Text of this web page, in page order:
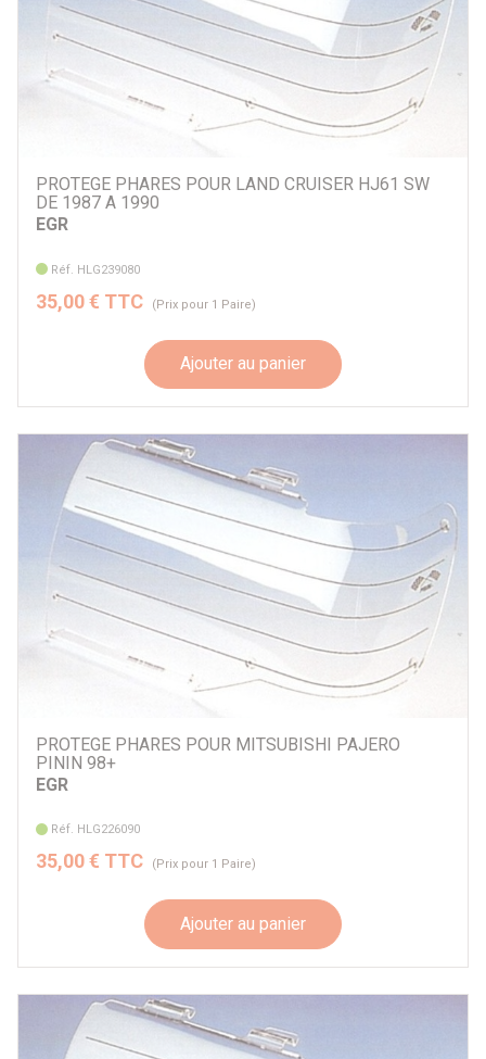
PROTEGE PHARES POUR LAND CRUISER HJ61 SW
DE 1987 A 1990
EGR
Réf. HLG239080
35,00 € TTC (Prix pour 1 Paire)
Ajouter au panier
PROTEGE PHARES POUR MITSUBISHI PAJERO
PININ 98+
EGR
Réf. HLG226090
35,00 € TTC (Prix pour 1 Paire)
Ajouter au panier
Par véhicule